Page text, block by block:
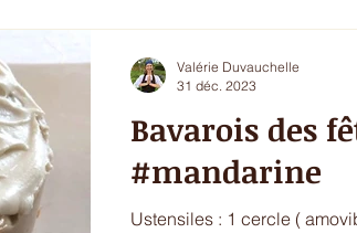
/ vidéos ressources menu
Bavarois des
#mandarine
Ustensiles : 1 cercle ( amovible) de 16 cm de diamètre
Valérie Duvauchelle
31 déc. 2023